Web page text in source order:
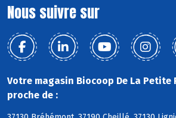
Nous suivre sur
Votre magasin Biocoop De La Petite
proche de :